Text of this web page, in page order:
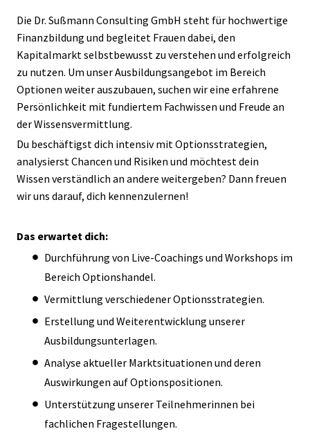
Die Dr. Sußmann Consulting GmbH steht für hochwertige
Finanzbildung und begleitet Frauen dabei, den
Kapitalmarkt selbstbewusst zu verstehen und erfolgreich
zu nutzen. Um unser Ausbildungsangebot im Bereich
Optionen weiter auszubauen, suchen wir eine erfahrene
Persönlichkeit mit fundiertem Fachwissen und Freude an
der Wissensvermittlung.
Du beschäftigst dich intensiv mit Optionsstrategien,
analysierst Chancen und Risiken und möchtest dein
Wissen verständlich an andere weitergeben? Dann freuen
wir uns darauf, dich kennenzulernen!
Das erwartet dich:
Durchführung von Live-Coachings und Workshops im
Bereich Optionshandel.
Vermittlung verschiedener Optionsstrategien.
Erstellung und Weiterentwicklung unserer
Ausbildungsunterlagen.
Analyse aktueller Marktsituationen und deren
Auswirkungen auf Optionspositionen.
Unterstützung unserer Teilnehmerinnen bei
fachlichen Fragestellungen.